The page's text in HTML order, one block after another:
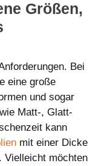
Größen,
Bei
eine große
und sogar
Matt-, Glatt-
kann
mit einer Dicke
Vielleicht möchten